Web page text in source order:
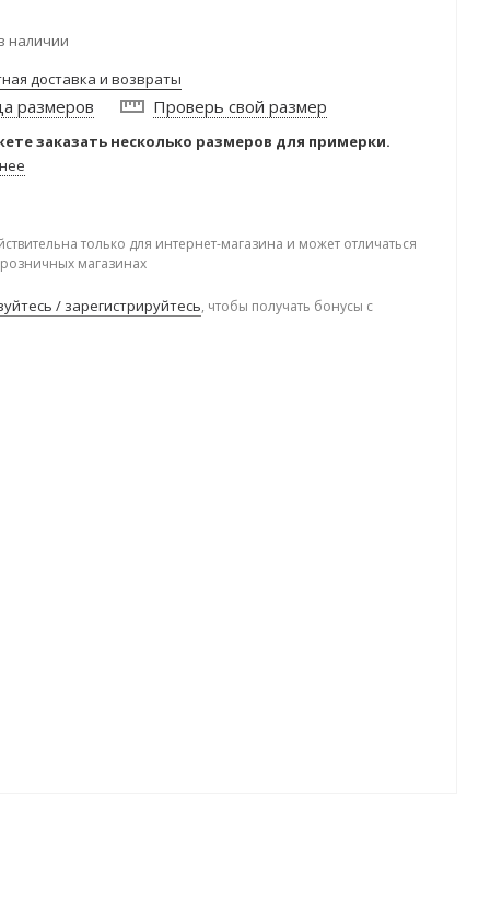
наличии
доставка и возвраты
размеров Проверь свой размер
заказать несколько размеров для примерки.
только для интернет-магазина и может отличаться
розничных магазинах
/ зарегистрируйтесь, чтобы получать бонусы с